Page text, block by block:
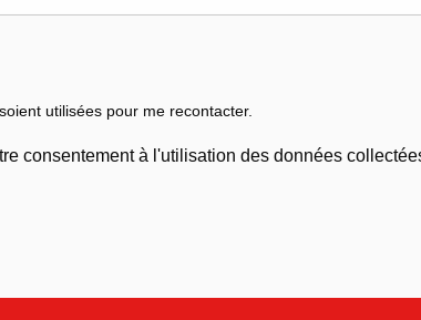
utilisées pour me recontacter.
consentement à l'utilisation des données